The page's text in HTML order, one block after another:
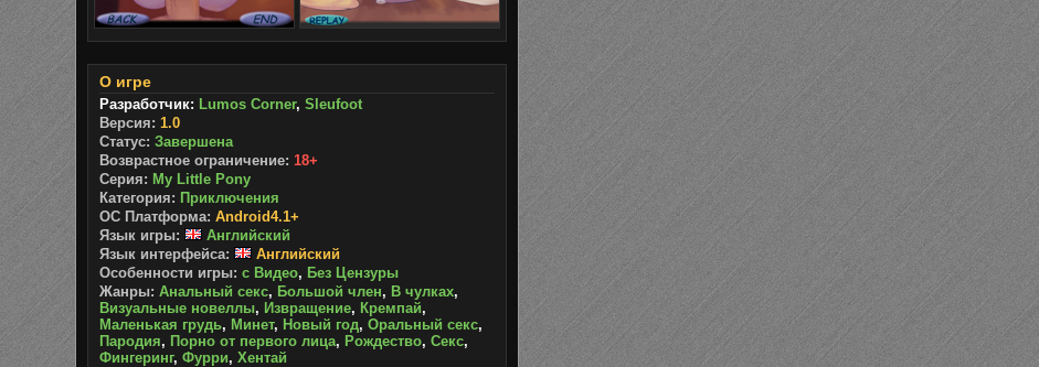
О игре
Разработчик: Lumos Corner, Sleufoot
Версия: 1.0
Статус: Завершена
Возврастное ограничение: 18+
Серия: My Little Pony
Категория: Приключения
ОС Платформа: Android4.1+
Язык игры:
Английский
Язык интерфейса:
Английский
Особенности игры: с Видео, Без Цензуры
Жанры: Анальный секс, Большой член, В чулках,
Визуальные новеллы, Извращение, Кремпай,
Маленькая грудь, Минет, Новый год, Оральный секс,
Пародия, Порно от первого лица, Рождество, Секс,
Фингеринг, Фурри, Хентай